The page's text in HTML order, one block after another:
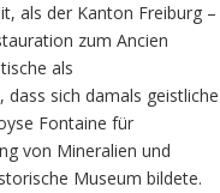
als der Kanton Freiburg –
zum Ancien
als
sich damals geistliche
Fontaine für
von Mineralien und
Museum bildete.